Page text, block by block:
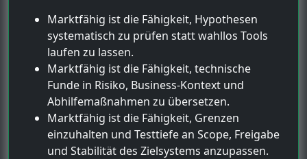
Marktfähig ist die Fähigkeit, Hypothesen
systematisch zu prüfen statt wahllos Tools
laufen zu lassen.
Marktfähig ist die Fähigkeit, technische
Funde in Risiko, Business-Kontext und
Abhilfemaßnahmen zu übersetzen.
Marktfähig ist die Fähigkeit, Grenzen
einzuhalten und Testtiefe an Scope, Freigabe
und Stabilität des Zielsystems anzupassen.